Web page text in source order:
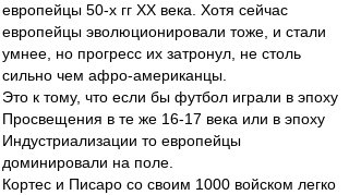
европейцы 50-х гг ХХ века. Хотя сейчас
европейцы эволюционировали тоже, и стали
умнее, но прогресс их затронул, не столь
сильно чем афро-американцы.
Это к тому, что если бы футбол играли в эпоху
Просвещения в те же 16-17 века или в эпоху
Индустриализации то европейцы
доминировали на поле.
Кортес и Писаро со своим 1000 войском легко